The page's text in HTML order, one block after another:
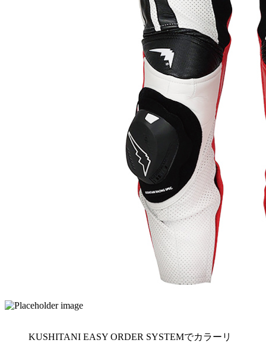
KUSHITANI EASY ORDER SYSTEMでカラーリ